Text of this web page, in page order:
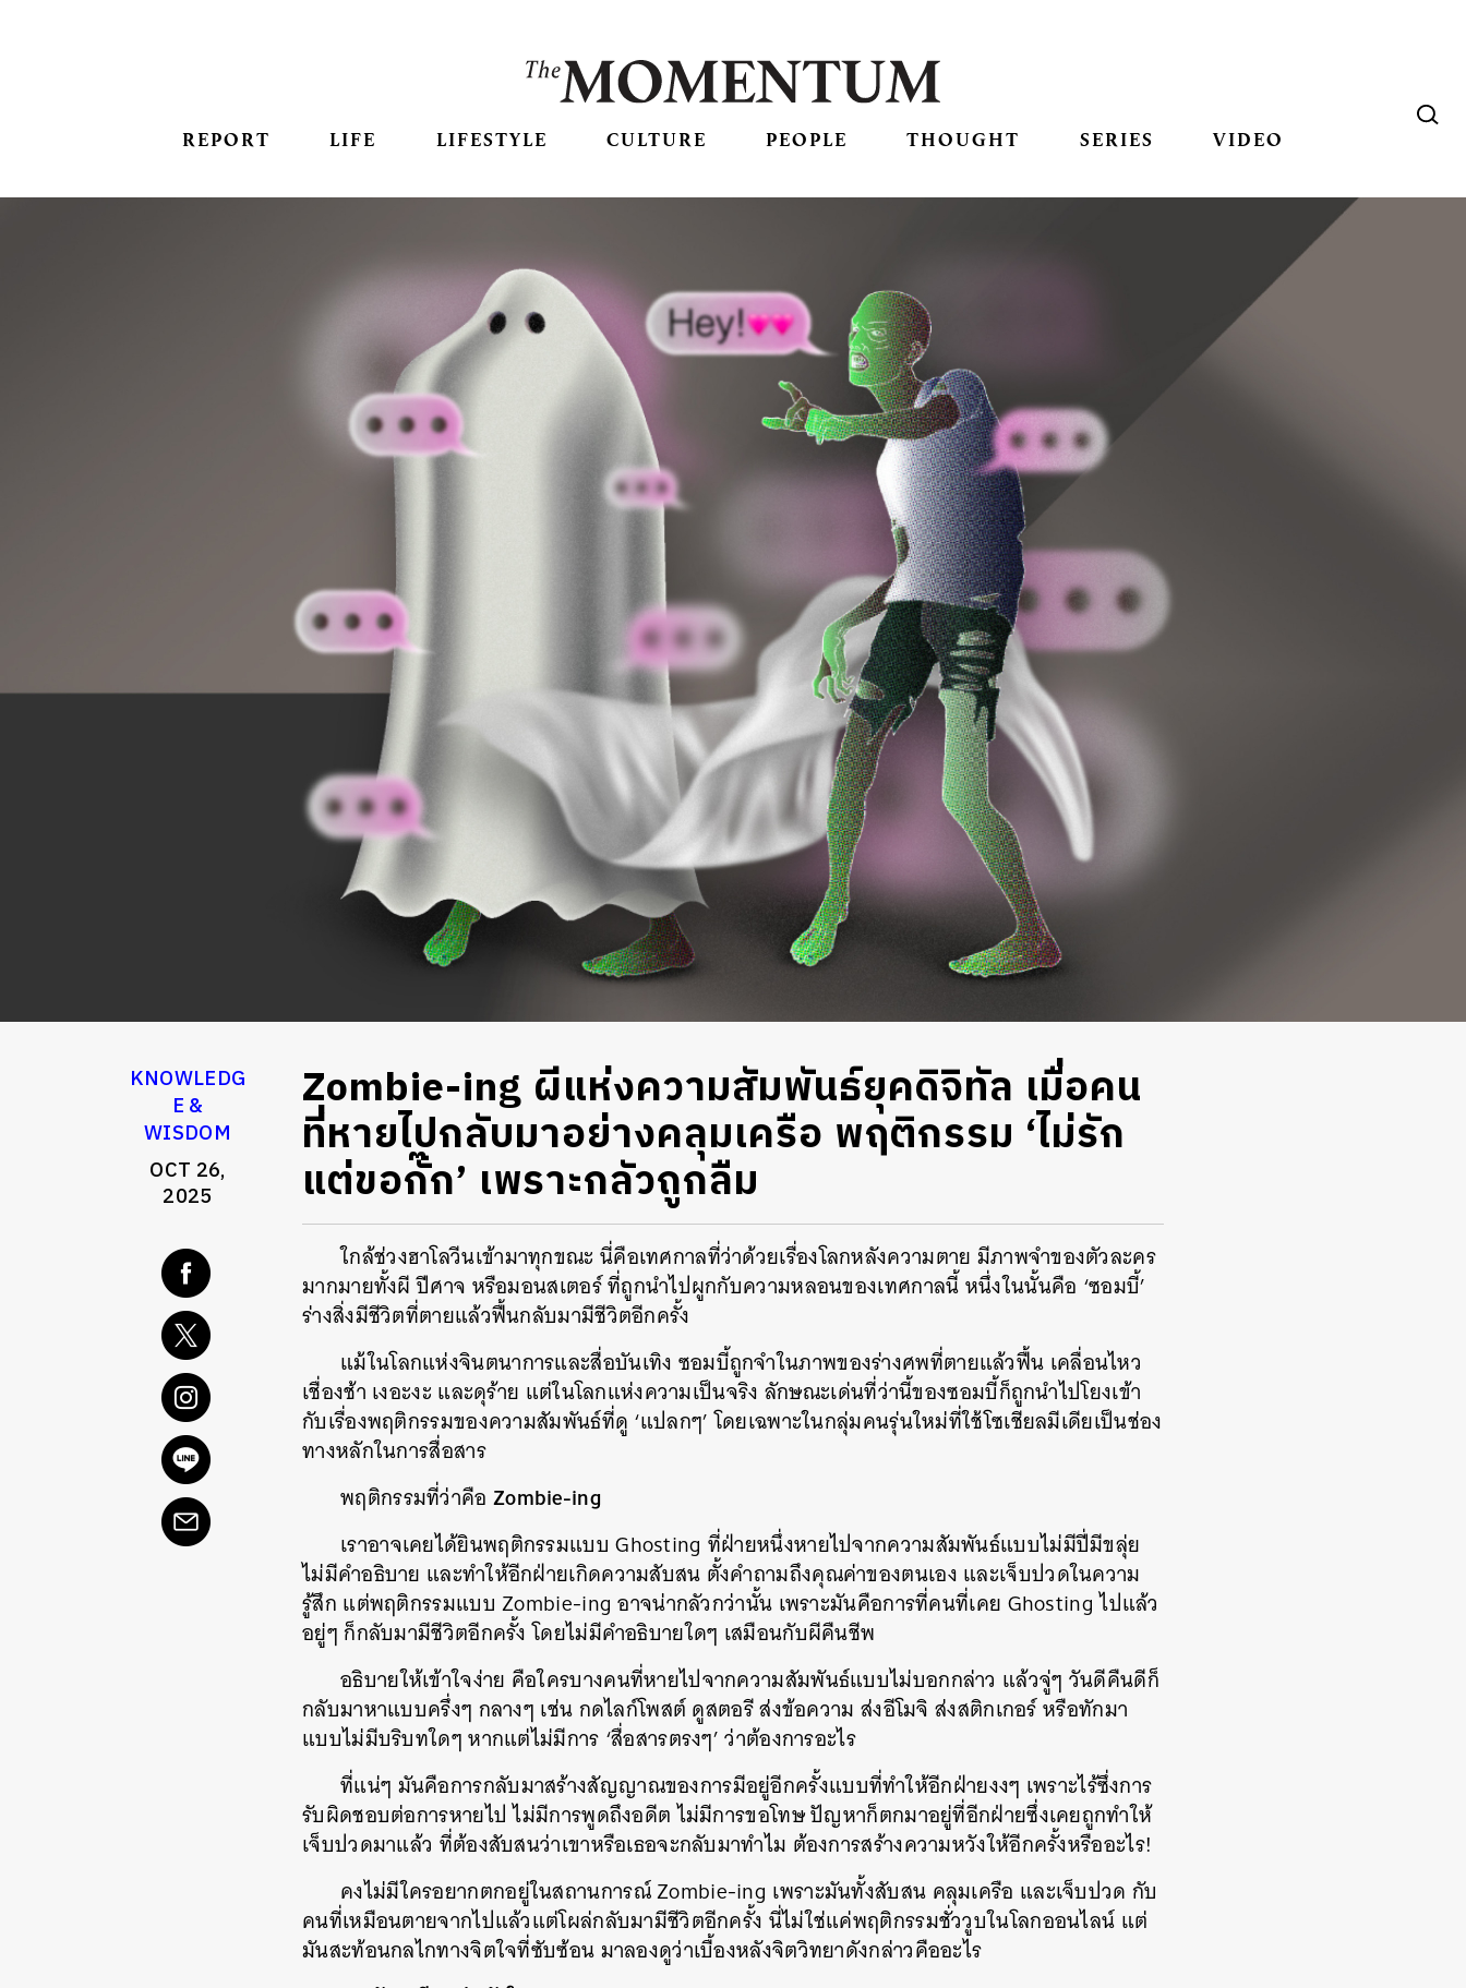
REPORT LIFE LIFESTYLE CULTURE PEOPLE THOUGHT SERIES VIDEO
KNOWLEDG
E &
WISDOM
OCT 26,
2025
Zombie-ing ผีแห่งความสัมพันธ์ยุคดิจิทัล เมื่อคน
ที่หายไปกลับมาอย่างคลุมเครือ พฤติกรรม ‘ไม่รัก
แต่ขอกั๊ก’ เพราะกลัวถูกลืม
ใกล้ช่วงฮาโลวีนเข้ามาทุกขณะ นี่คือเทศกาลที่ว่าด้วยเรื่องโลกหลังความตาย มีภาพจำของตัวละคร
มากมายทั้งผี ปีศาจ หรือมอนสเตอร์ ที่ถูกนำไปผูกกับความหลอนของเทศกาลนี้ หนึ่งในนั้นคือ ‘ซอมบี้’
ร่างสิ่งมีชีวิตที่ตายแล้วฟื้นกลับมามีชีวิตอีกครั้ง
แม้ในโลกแห่งจินตนาการและสื่อบันเทิง ซอมบี้ถูกจำในภาพของร่างศพที่ตายแล้วฟื้น เคลื่อนไหว
เชื่องช้า เงอะงะ และดุร้าย แต่ในโลกแห่งความเป็นจริง ลักษณะเด่นที่ว่านี้ของซอมบี้ก็ถูกนำไปโยงเข้า
กับเรื่องพฤติกรรมของความสัมพันธ์ที่ดู ‘แปลกๆ’ โดยเฉพาะในกลุ่มคนรุ่นใหม่ที่ใช้โซเชียลมีเดียเป็นช่อง
ทางหลักในการสื่อสาร
พฤติกรรมที่ว่าคือ Zombie-ing
เราอาจเคยได้ยินพฤติกรรมแบบ Ghosting ที่ฝ่ายหนึ่งหายไปจากความสัมพันธ์แบบไม่มีปี่มีขลุ่ย
ไม่มีคำอธิบาย และทำให้อีกฝ่ายเกิดความสับสน ตั้งคำถามถึงคุณค่าของตนเอง และเจ็บปวดในความ
รู้สึก แต่พฤติกรรมแบบ Zombie-ing อาจน่ากลัวกว่านั้น เพราะมันคือการที่คนที่เคย Ghosting ไปแล้ว
อยู่ๆ ก็กลับมามีชีวิตอีกครั้ง โดยไม่มีคำอธิบายใดๆ เสมือนกับผีคืนชีพ
อธิบายให้เข้าใจง่าย คือใครบางคนที่หายไปจากความสัมพันธ์แบบไม่บอกกล่าว แล้วจู่ๆ วันดีคืนดีก็
กลับมาหาแบบครึ่งๆ กลางๆ เช่น กดไลก์โพสต์ ดูสตอรี ส่งข้อความ ส่งอีโมจิ ส่งสติกเกอร์ หรือทักมา
แบบไม่มีบริบทใดๆ หากแต่ไม่มีการ ‘สื่อสารตรงๆ’ ว่าต้องการอะไร
ที่แน่ๆ มันคือการกลับมาสร้างสัญญาณของการมีอยู่อีกครั้งแบบที่ทำให้อีกฝ่ายงงๆ เพราะไร้ซึ่งการ
รับผิดชอบต่อการหายไป ไม่มีการพูดถึงอดีต ไม่มีการขอโทษ ปัญหาก็ตกมาอยู่ที่อีกฝ่ายซึ่งเคยถูกทำให้
เจ็บปวดมาแล้ว ที่ต้องสับสนว่าเขาหรือเธอจะกลับมาทำไม ต้องการสร้างความหวังให้อีกครั้งหรืออะไร!
คงไม่มีใครอยากตกอยู่ในสถานการณ์ Zombie-ing เพราะมันทั้งสับสน คลุมเครือ และเจ็บปวด กับ
คนที่เหมือนตายจากไปแล้วแต่โผล่กลับมามีชีวิตอีกครั้ง นี่ไม่ใช่แค่พฤติกรรมชั่ววูบในโลกออนไลน์ แต่
มันสะท้อนกลไกทางจิตใจที่ซับซ้อน มาลองดูว่าเบื้องหลังจิตวิทยาดังกล่าวคืออะไร